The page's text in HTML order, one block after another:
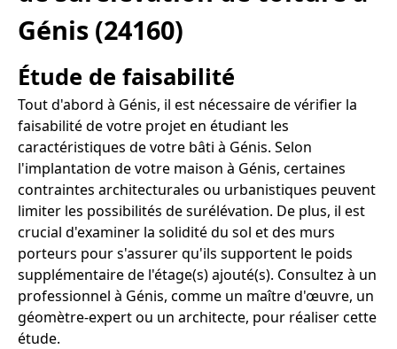
Génis (24160)
Étude de faisabilité
Tout d'abord à Génis, il est nécessaire de vérifier la
faisabilité de votre projet en étudiant les
caractéristiques de votre bâti à Génis. Selon
l'implantation de votre maison à Génis, certaines
contraintes architecturales ou urbanistiques peuvent
limiter les possibilités de surélévation. De plus, il est
crucial d'examiner la solidité du sol et des murs
porteurs pour s'assurer qu'ils supportent le poids
supplémentaire de l'étage(s) ajouté(s). Consultez à un
professionnel à Génis, comme un maître d'œuvre, un
géomètre-expert ou un architecte, pour réaliser cette
étude.